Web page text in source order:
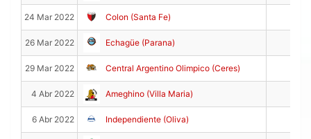
24 Mar 2022 Colon (Santa Fe)
26 Mar 2022 Echagüe (Parana)
29 Mar 2022 Central Argentino Olimpico (Ceres)
4 Abr 2022 Ameghino (Villa Maria)
6 Abr 2022 Independiente (Oliva)